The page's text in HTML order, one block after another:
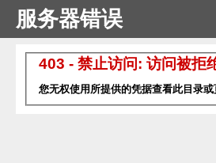
服务器错误
403 - 禁止访问: 访问被拒
您无权使用所提供的凭据查看此目录或